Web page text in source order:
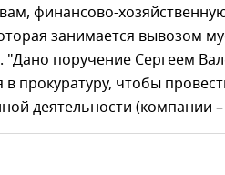
финансово-
занимается вывозом
"Дано поручение Сергеем
прокуратуру, чтобы
деятельности (компании